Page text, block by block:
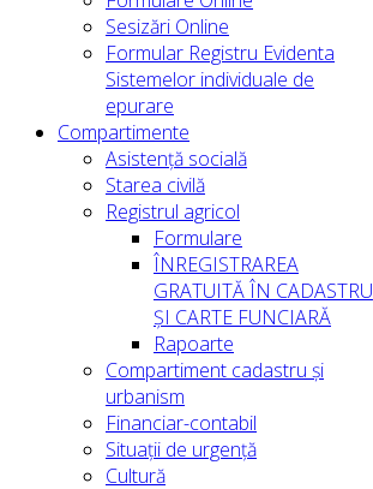
Sesizări Online
Formular Registru Evidenta
Sistemelor individuale de
epurare
Compartimente
Asistență socială
Starea civilă
Registrul agricol
Formulare
ÎNREGISTRAREA
GRATUITĂ ÎN CADASTRU
ȘI CARTE FUNCIARĂ
Rapoarte
Compartiment cadastru și
urbanism
Financiar-contabil
Situații de urgență
Cultură